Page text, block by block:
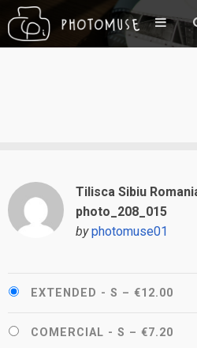
Tilisca Sibiu
photo_208_015
by photomuse01
EXTENDED - S – €12.00
COMERCIAL - S – €7.20